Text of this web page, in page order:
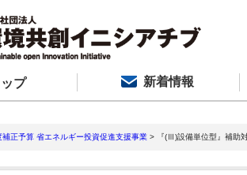
ップ 新着情報
補正予算 省エネルギー投資促進支援事業 > 『(Ⅲ)設備単位型』補助